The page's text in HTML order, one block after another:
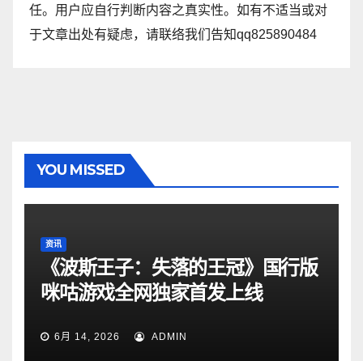
任。用户应自行判断内容之真实性。如有不适当或对
于文章出处有疑虑，请联络我们告知qq825890484
YOU MISSED
资讯
《波斯王子：失落的王冠》国行版
咪咕游戏全网独家首发上线
6月 14, 2026 ADMIN